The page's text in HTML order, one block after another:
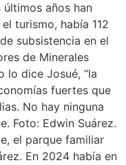
años han
turismo, había 112
subsistencia en el
de Minerales
lo dice Josué, “la
fuertes que
No hay ninguna
Foto: Edwin Suárez.
el parque familiar
En 2024 había en